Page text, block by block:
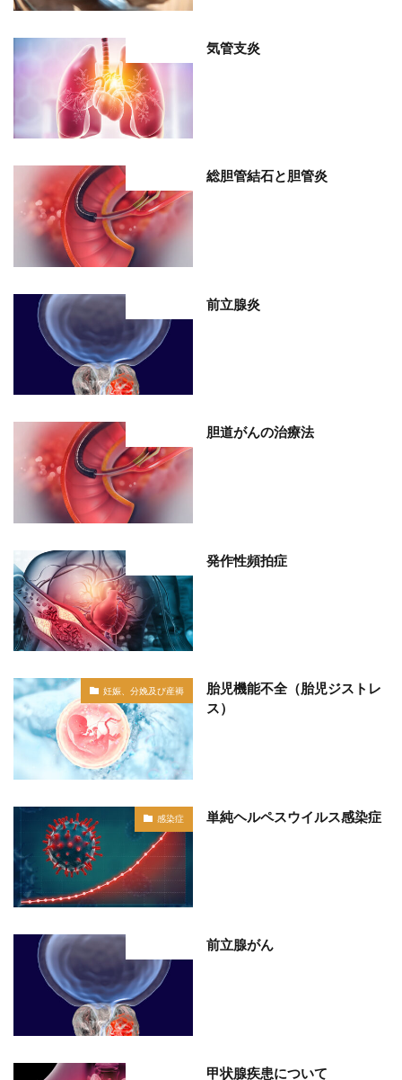
気管支炎
総胆管結石と胆管炎
前立腺炎
胆道がんの治療法
発作性頻拍症
妊娠、分娩及び産褥
胎児機能不全（胎児ジストレ
ス）
感染症 単純ヘルペスウイルス感染症
前立腺がん
甲状腺疾患について